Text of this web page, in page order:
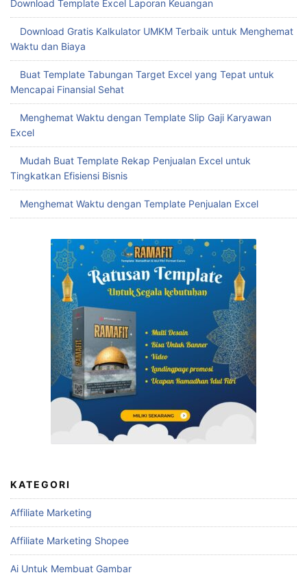
Download Template Excel Laporan Keuangan
Download Gratis Kalkulator UMKM Terbaik untuk Menghemat
Waktu dan Biaya
Buat Template Tabungan Target Excel yang Tepat untuk
Mencapai Finansial Sehat
Menghemat Waktu dengan Template Slip Gaji Karyawan
Excel
Mudah Buat Template Rekap Penjualan Excel untuk
Tingkatkan Efisiensi Bisnis
Menghemat Waktu dengan Template Penjualan Excel
KATEGORI
Affiliate Marketing
Affiliate Marketing Shopee
Ai Untuk Membuat Gambar